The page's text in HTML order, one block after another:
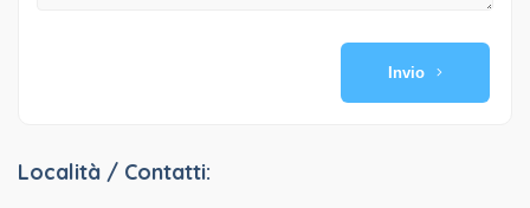
Invio
Località / Contatti: